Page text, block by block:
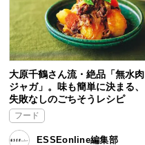
大原千鶴さん流・絶品「無水肉
ジャガ」。味も簡単に決まる、
失敗なしのごちそうレシピ
フード
ESSEonline編集部